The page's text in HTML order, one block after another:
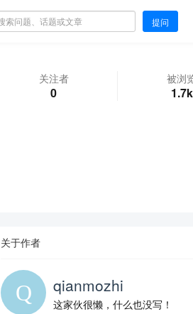
提问
关注者
0
被浏
1.7k
关于作者
qianmozhi
这家伙很懒，什么也没写！